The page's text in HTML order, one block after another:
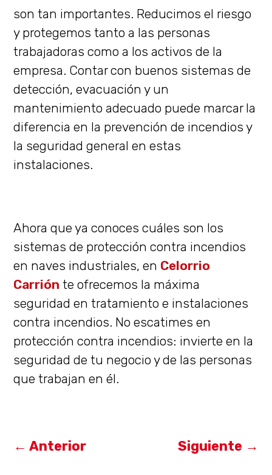
son tan importantes. Reducimos el riesgo
y protegemos tanto a las personas
trabajadoras como a los activos de la
empresa. Contar con buenos sistemas de
detección, evacuación y un
mantenimiento adecuado puede marcar la
diferencia en la prevención de incendios y
la seguridad general en estas
instalaciones.
Ahora que ya conoces cuáles son los
sistemas de protección contra incendios
en naves industriales, en Celorrio
Carrión te ofrecemos la máxima
seguridad en tratamiento e instalaciones
contra incendios. No escatimes en
protección contra incendios: invierte en la
seguridad de tu negocio y de las personas
que trabajan en él.
←Anterior Siguiente →